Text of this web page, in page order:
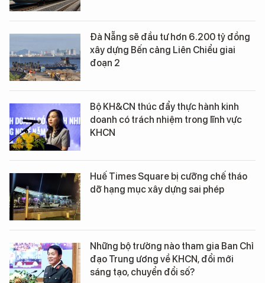
Đà Nẵng sẽ đầu tư hơn 6.200 tỷ đồng
xây dựng Bến cảng Liên Chiểu giai
đoạn 2
Bộ KH&CN thúc đẩy thực hành kinh
doanh có trách nhiệm trong lĩnh vực
KHCN
Huế Times Square bị cưỡng chế tháo
dỡ hạng mục xây dựng sai phép
Những bộ trưởng nào tham gia Ban Chỉ
đạo Trung ương về KHCN, đổi mới
sáng tạo, chuyển đổi số?